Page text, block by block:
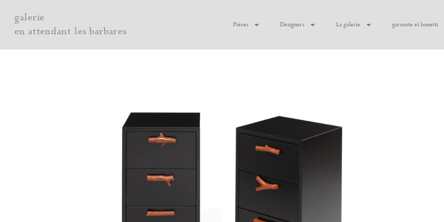
contenu
galerie
en attendant les barbares
Pièces Designers La galerie garouste et bonetti